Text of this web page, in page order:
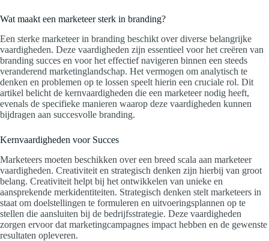
Wat maakt een marketeer sterk in branding?
Een sterke marketeer in branding beschikt over diverse belangrijke
vaardigheden. Deze vaardigheden zijn essentieel voor het creëren van
branding succes en voor het effectief navigeren binnen een steeds
veranderend marketinglandschap. Het vermogen om analytisch te
denken en problemen op te lossen speelt hierin een cruciale rol. Dit
artikel belicht de kernvaardigheden die een marketeer nodig heeft,
evenals de specifieke manieren waarop deze vaardigheden kunnen
bijdragen aan succesvolle branding.
Kernvaardigheden voor Succes
Marketeers moeten beschikken over een breed scala aan marketeer
vaardigheden. Creativiteit en strategisch denken zijn hierbij van groot
belang. Creativiteit helpt bij het ontwikkelen van unieke en
aansprekende merkidentiteiten. Strategisch denken stelt marketeers in
staat om doelstellingen te formuleren en uitvoeringsplannen op te
stellen die aansluiten bij de bedrijfsstrategie. Deze vaardigheden
zorgen ervoor dat marketingcampagnes impact hebben en de gewenste
resultaten opleveren.